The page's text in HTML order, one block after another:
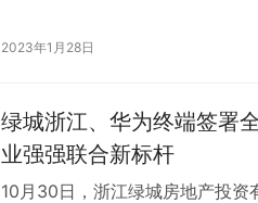
高品质生活”建言献策。本次论
2023年1月28日
绿城浙江、华为终端签署
业强强联合新标杆
10月30日，浙江绿城房地产投资